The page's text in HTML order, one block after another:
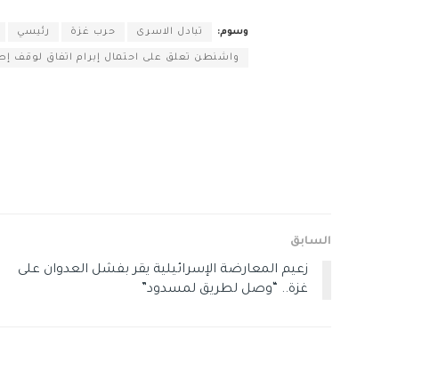
وسوم: تبادل الاسرى حرب غزة رئيسي
واشنطن تعلق على احتمال إبرام اتفاق لوقف
السابق
زعيم المعارضة الإسرائيلية يقر بفشل العدوان على
غزة.. “وصل لطريق لمسدود”